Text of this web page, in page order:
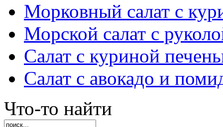
Морковный салат с
Морской салат с
Салат с куриной
Салат с авокадо и
Что-то найти